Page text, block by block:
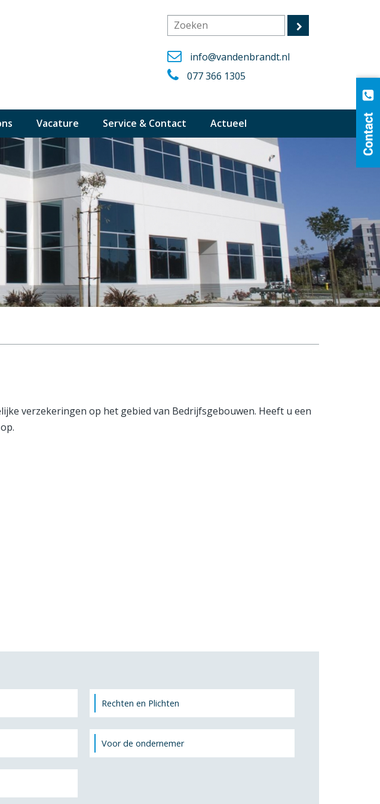
info@vandenbrandt.nl
077 366 1305
Vacature Service & Contact Actueel
verzekeringen op het gebied van Bedrijfsgebouwen. Heeft u een
Rechten en Plichten
Voor de ondernemer